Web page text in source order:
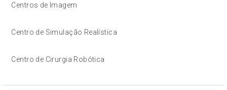
Centros de Imagem
Centro de Simulação Realística
Centro de Cirurgia Robótica